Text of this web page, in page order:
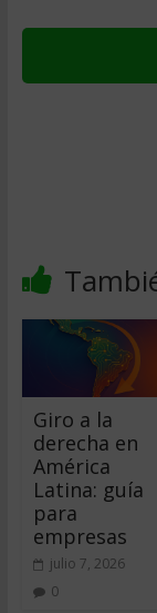
Giro a la
derecha en
América
Latina: guía
para
empresas
julio 7, 2026
0